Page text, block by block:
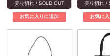
売り切れ / SOLD OUT 売り切れ /